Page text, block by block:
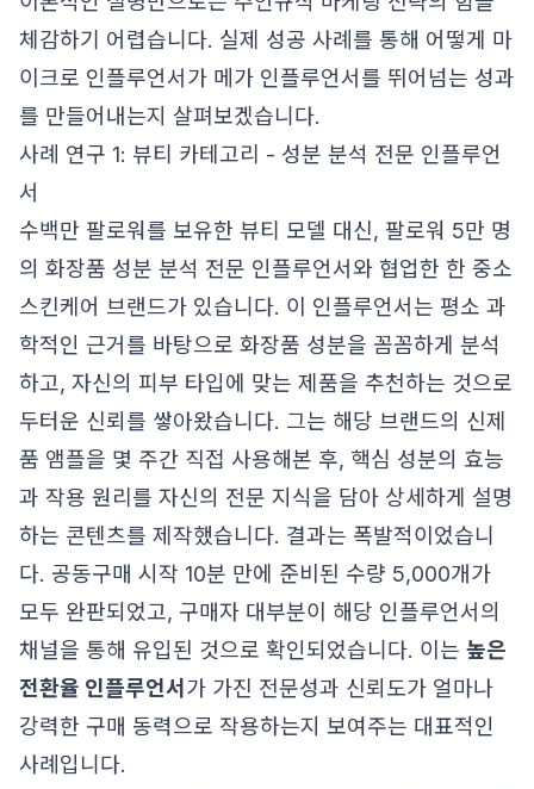
체감하기 어렵습니다. 실제 성공 사례를 통해 어떻게 마
이크로 인플루언서가 메가 인플루언서를 뛰어넘는 성과
를 만들어내는지 살펴보겠습니다.
사례 연구 1: 뷰티 카테고리 - 성분 분석 전문 인플루언
서
수백만 팔로워를 보유한 뷰티 모델 대신, 팔로워 5만 명
의 화장품 성분 분석 전문 인플루언서와 협업한 한 중소
스킨케어 브랜드가 있습니다. 이 인플루언서는 평소 과
학적인 근거를 바탕으로 화장품 성분을 꼼꼼하게 분석
하고, 자신의 피부 타입에 맞는 제품을 추천하는 것으로
두터운 신뢰를 쌓아왔습니다. 그는 해당 브랜드의 신제
품 앰플을 몇 주간 직접 사용해본 후, 핵심 성분의 효능
과 작용 원리를 자신의 전문 지식을 담아 상세하게 설명
하는 콘텐츠를 제작했습니다. 결과는 폭발적이었습니
다. 공동구매 시작 10분 만에 준비된 수량 5,000개가
모두 완판되었고, 구매자 대부분이 해당 인플루언서의
채널을 통해 유입된 것으로 확인되었습니다. 이는 높은
전환율 인플루언서 가 가진 전문성과 신뢰도가 얼마나
강력한 구매 동력으로 작용하는지 보여주는 대표적인
사례입니다.